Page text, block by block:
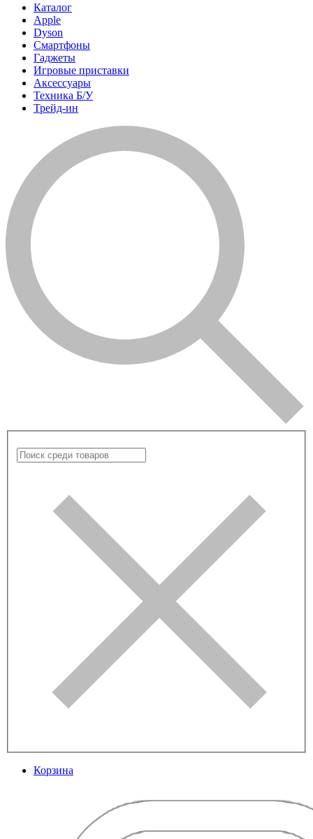
Каталог
Apple
Dyson
Смартфоны
Гаджеты
Игровые приставки
Аксессуары
Техника Б/У
Трейд-ин
Корзина